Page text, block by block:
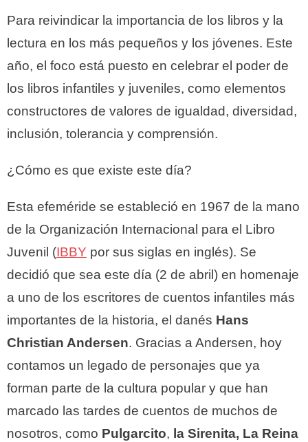
Para reivindicar la importancia de los libros y la
lectura en los más pequeños y los jóvenes. Este
año, el foco está puesto en celebrar el poder de
los libros infantiles y juveniles, como elementos
constructores de valores de igualdad, diversidad,
inclusión, tolerancia y comprensión.
¿Cómo es que existe este día?
Esta efeméride se estableció en 1967 de la mano
de la Organización Internacional para el Libro
Juvenil (IBBY por sus siglas en inglés). Se
decidió que sea este día (2 de abril) en homenaje
a uno de los escritores de cuentos infantiles más
importantes de la historia, el danés Hans
Christian Andersen. Gracias a Andersen, hoy
contamos un legado de personajes que ya
forman parte de la cultura popular y que han
marcado las tardes de cuentos de muchos de
nosotros, como Pulgarcito, la Sirenita, La Reina